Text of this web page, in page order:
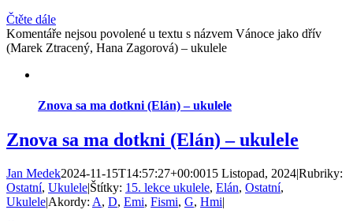
Čtěte dále
Komentáře nejsou povolené u textu s názvem Vánoce jako dřív
(Marek Ztracený, Hana Zagorová) – ukulele
Znova sa ma dotkni (Elán) – ukulele
Znova sa ma dotkni (Elán) – ukulele
Jan Medek2024-11-15T14:57:27+00:0015 Listopad, 2024|Rubriky:
Ostatní, Ukulele|Štítky: 15. lekce ukulele, Elán, Ostatní,
Ukulele|Akordy: A, D, Emi, Fismi, G, Hmi|